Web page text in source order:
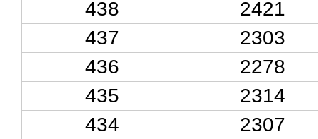
438
2421
437
2303
436
2278
435
2314
434
2307